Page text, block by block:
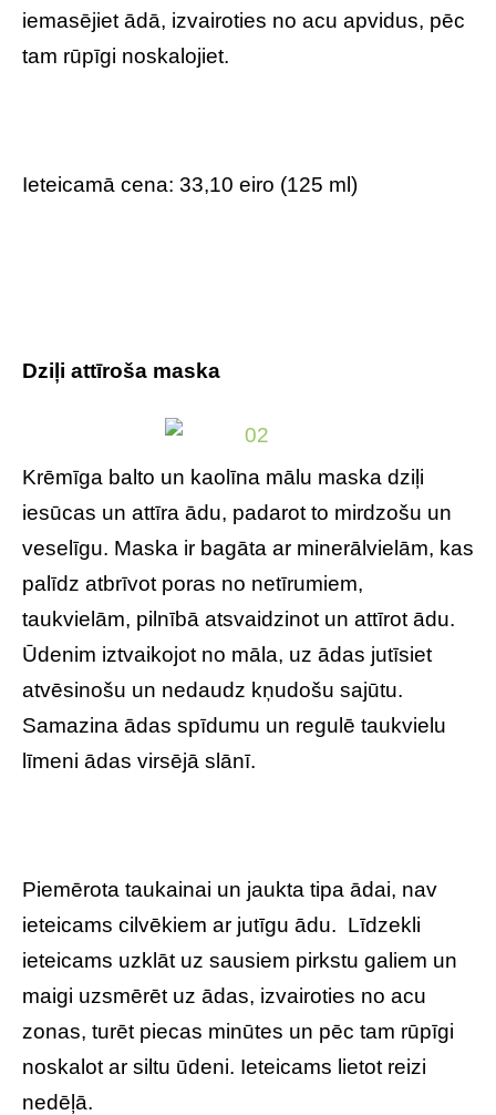
iemasējiet ādā, izvairoties no acu apvidus, pēc
tam rūpīgi noskalojiet.
Ieteicamā cena: 33,10 eiro (125 ml)
Dziļi attīroša maska
Krēmīga balto un kaolīna mālu maska dziļi
iesūcas un attīra ādu, padarot to mirdzošu un
veselīgu. Maska ir bagāta ar minerālvielām, kas
palīdz atbrīvot poras no netīrumiem,
taukvielām, pilnībā atsvaidzinot un attīrot ādu.
Ūdenim iztvaikojot no māla, uz ādas jutīsiet
atvēsinošu un nedaudz kņudošu sajūtu.
Samazina ādas spīdumu un regulē taukvielu
līmeni ādas virsējā slānī.
Piemērota taukainai un jaukta tipa ādai, nav
ieteicams cilvēkiem ar jutīgu ādu. Līdzekli
ieteicams uzklāt uz sausiem pirkstu galiem un
maigi uzsmērēt uz ādas, izvairoties no acu
zonas, turēt piecas minūtes un pēc tam rūpīgi
noskalot ar siltu ūdeni. Ieteicams lietot reizi
nedēļā.